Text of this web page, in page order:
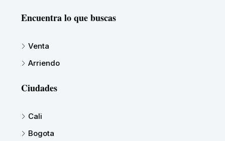
Encuentra lo que buscas
Venta
Arriendo
Ciudades
Cali
Bogota